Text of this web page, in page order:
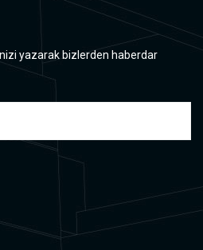
yazarak bizlerden haberdar